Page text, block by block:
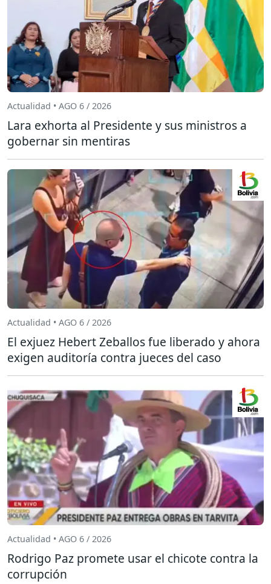
Actualidad • AGO 6 / 2026
Lara exhorta al Presidente y sus ministros a
gobernar sin mentiras
Actualidad • AGO 6 / 2026
El exjuez Hebert Zeballos fue liberado y ahora
exigen auditoría contra jueces del caso
Actualidad • AGO 6 / 2026
Rodrigo Paz promete usar el chicote contra la
corrupción